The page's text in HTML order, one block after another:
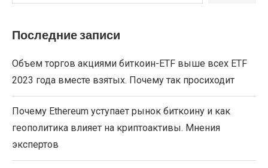
Последние записи
Объем торгов акциями биткоин-ETF выше всех ETF
2023 года вместе взятых. Почему так просиходит
Почему Ethereum уступает рынок биткоину и как
геополитика влияет на криптоактивы. Мнения
экспертов